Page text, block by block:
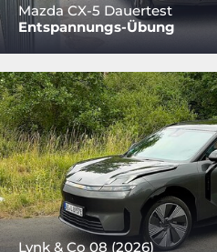
Mazda CX-5 Dauertest
Entspannungs-Übung
Lynk & Co 08 (2026)